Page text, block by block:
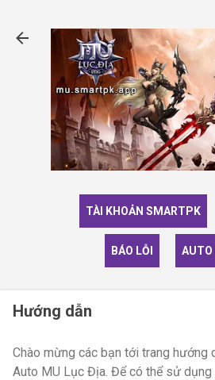
TÀI KHOẢN SMARTPK
BÁO LỖI AUTO
Hướng dẫn
Chào mừng các bạn tới trang hướng
Auto MU Lục Địa. Để có thể sử dụng